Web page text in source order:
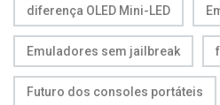
diferença OLED Mini-LED
Emuladores sem jailbreak
Futuro dos consoles portáteis